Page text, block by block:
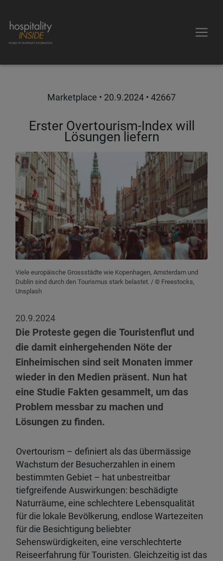
Marketplace • 20.9.2024 • 42667
Erster Overtourism-Index will
Lösungen liefern
Viele europäische Grossstädte wie Kopenhagen, Amsterdam und
Dublin sind durch den Tourismus stark belastet. / © Freestocks,
Unsplash
20.9.2024
Die Proteste gegen die Touristenflut und
die damit einhergehenden Nöte der
Einheimischen sind seit Monaten immer
wieder in den Medien präsent. Nun hat
eine Studie Fakten gesammelt, um das
Problem messbar zu machen und
Lösungen zu finden.
Overtourism – definiert als das übermässige
Wachstum der Besucherzahlen in einem
bestimmten Gebiet – hat unbestreitbar
tiefgreifende Auswirkungen: beschädigte
Naturräume, eine schlechtere Lebensqualität
für die lokale Bevölkerung, endlose Wartezeiten
für die Besichtigung beliebter
Sehenswürdigkeiten, eine verschlechterte
Reiseerfahrung für Touristen. Gleichzeitig ist das